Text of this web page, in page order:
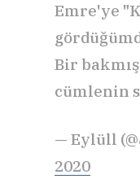
Emre'ye
Bir
cümlenin
— Eylüll
2020